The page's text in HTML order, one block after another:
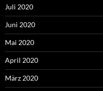
Juli 2020
Juni 2020
Mai 2020
April 2020
März 2020